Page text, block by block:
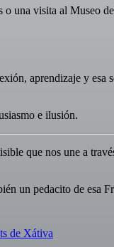
o una visita al Museo
aprendizaje y esa
e ilusión.
que nos une a
un pedacito de esa
de Xátiva